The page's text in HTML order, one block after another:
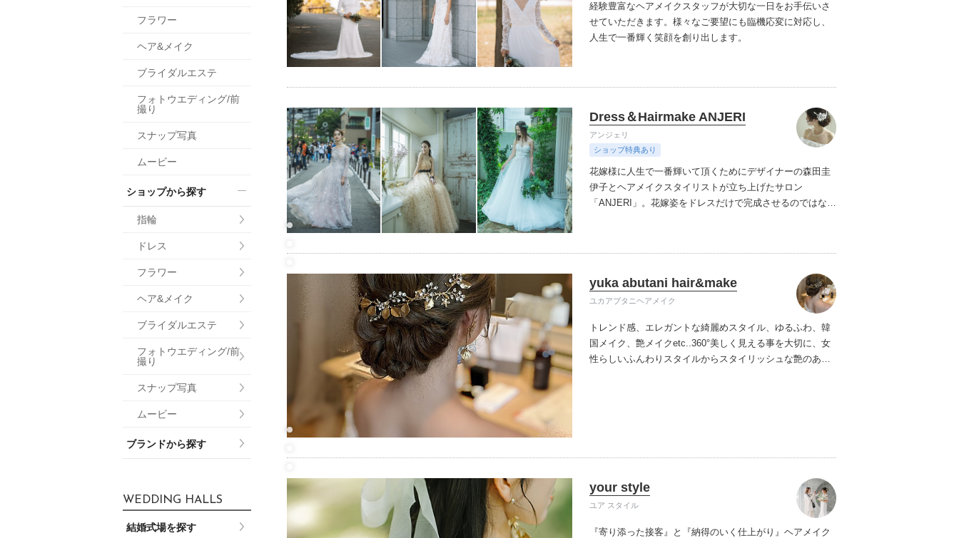
メンズ
（メーカー直送）
記録映像
すべてのアイテム
経験豊富なヘアメイクスタッフが大切な一日をお手伝いさ
せていただきます。様々なご要望にも臨機応変に対応し、
人生で一番輝く笑顔を創り出します。
Dress＆Hairmake ANJERI
アンジェリ
ショップ特典あり
花嫁様に人生で一番輝いて頂くためにデザイナーの森田圭
伊子とヘアメイクスタイリストが立ち上げたサロン
「ANJERI」。花嫁姿をドレスだけで完成させるのではなく
yuka abutani hair&make
ユカアブタニヘアメイク
トレンド感、エレガントな綺麗めスタイル、ゆるふわ、韓
国メイク、艶メイクetc.. 360°美しく見える事を大切に、女
性らしいふんわりスタイルからスタイリッシュな艶のある
your style
ユア スタイル
『寄り添った接客』と『納得のいく仕上がり』 ヘアメイク
フラワー
ヘア&メイク
ブライダルエステ
フォトウエディング/前
撮り
スナップ写真
ムービー
ショップから探す
指輪
ドレス
フラワー
ヘア&メイク
ブライダルエステ
フォトウエディング/前
撮り
スナップ写真
ムービー
ブランドから探す
WEDDING HALLS
結婚式場を探す